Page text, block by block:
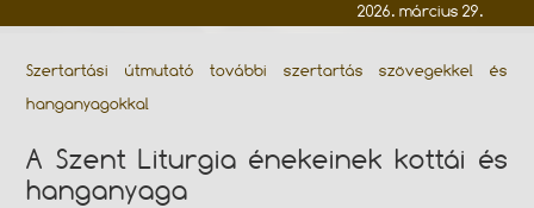
2026. március 29.
Szertartási útmutató további szertartás szövegekkel és
hanganyagokkal
A Szent Liturgia énekeinek kottái és
hanganyaga